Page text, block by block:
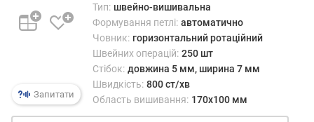
с
п
в
а
Запитати
Тип: швейно-вишивальна
Формування петлі: автоматично
Човник: горизонтальний ротаційний
Швейних операцій: 250 шт
Стібок: довжина 5 мм, ширина 7 мм
Швидкість: 800 ст/хв
Область вишивання: 170x100 мм